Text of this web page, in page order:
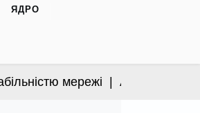
ЯДРО
мережі |Apple випустила